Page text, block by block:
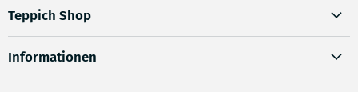
Teppich Shop
Informationen